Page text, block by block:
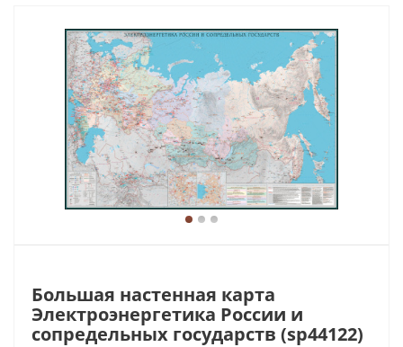
Большая настенная карта
Электроэнергетика России и
сопредельных государств (sp44122)